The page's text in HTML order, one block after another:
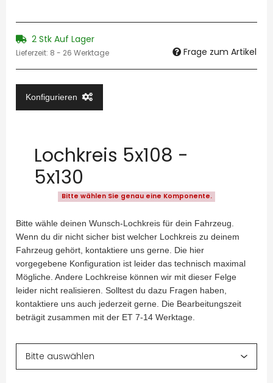
2 Stk Auf Lager
Lieferzeit: 8 - 26 Werktage Frage zum Artikel
Konfigurieren
Lochkreis 5x108 -
5x130
Bitte wählen Sie genau eine Komponente.
Bitte wähle deinen Wunsch-Lochkreis für dein Fahrzeug.
Wenn du dir nicht sicher bist welcher Lochkreis zu deinem
Fahrzeug gehört, kontaktiere uns gerne. Die hier
vorgegebene Konfiguration ist leider das technisch maximal
Mögliche. Andere Lochkreise können wir mit dieser Felge
leider nicht realisieren. Solltest du dazu Fragen haben,
kontaktiere uns auch jederzeit gerne. Die Bearbeitungszeit
beträgit zusammen mit der ET 7-14 Werktage.